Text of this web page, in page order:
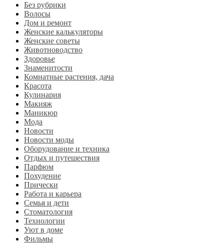
Без рубрики
Волосы
Дом и ремонт
Женские калькуляторы
Женские советы
Животноводство
Здоровье
Знаменитости
Комнатные растения, дача
Красота
Кулинария
Макияж
Маникюр
Мода
Новости
Новости моды
Оборудование и техника
Отдых и путешествия
Парфюм
Похудение
Прически
Работа и карьера
Семья и дети
Стоматология
Технологии
Уют в доме
Фильмы